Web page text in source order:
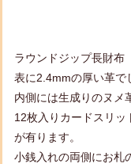
ラウンドジップ長財
表に2.4mmの厚い革で
内側には生成りのヌメ
12枚入りカードスリッ
が有ります。
小銭入れの両側にお札